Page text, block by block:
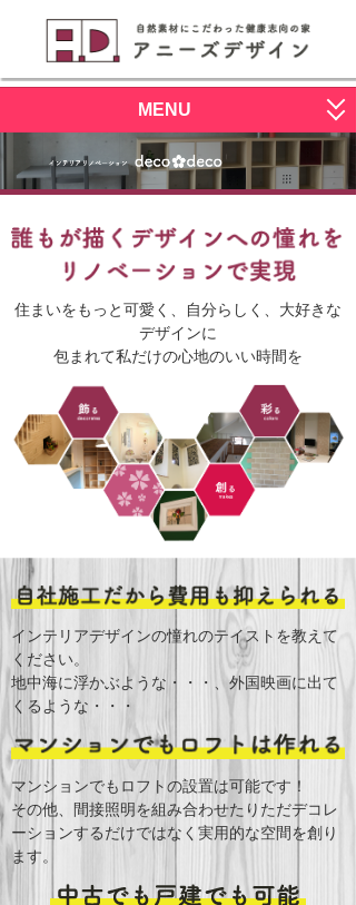
MENU
サービス一覧
すまいく
deco deco
施工写真
ブログ
住まいをもっと可愛く、自分らしく、大好きな
デザインに
包まれて私だけの心地のいい時間を
インテリアデザインの憧れのテイストを教えて
ください。
地中海に浮かぶような・・・、外国映画に出て
くるような・・・
マンションでもロフトの設置は可能です！
その他、間接照明を組み合わせたりただデコレ
ーションするだけではなく実用的な空間を創り
ます。